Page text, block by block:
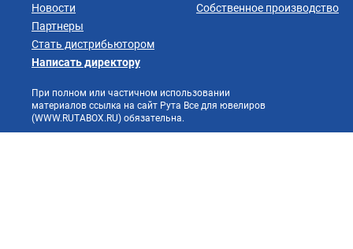
Новости
Партнеры
Стать дистрибьютором
Собственное производство
Написать директору
При полном или частичном использовании
материалов ссылка на сайт Рута Все для ювелиров
(WWW.RUTABOX.RU) обязательна.